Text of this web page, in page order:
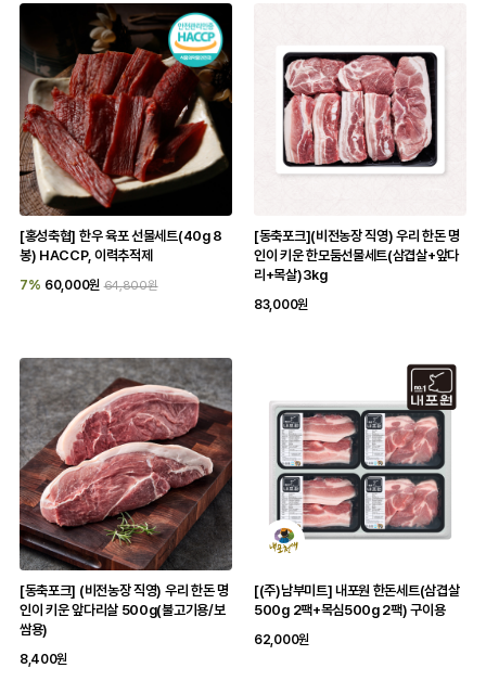
[홍성축협] 한우 육포 선물세트(40g 8
봉) HACCP, 이력추적제
7% 60,000원 64,800원
[동축포크](비전농장 직영) 우리 한돈 명
인이 키운 한모둠선물세트(삼겹살+앞다
리+목살)3kg
83,000원
[동축포크] (비전농장 직영) 우리 한돈 명
인이 키운 앞다리살 500g(불고기용/보
쌈용)
8,400원
[(주)남부미트] 내포원 한돈세트(삼겹살
500g 2팩+목심500g 2팩) 구이용
62,000원